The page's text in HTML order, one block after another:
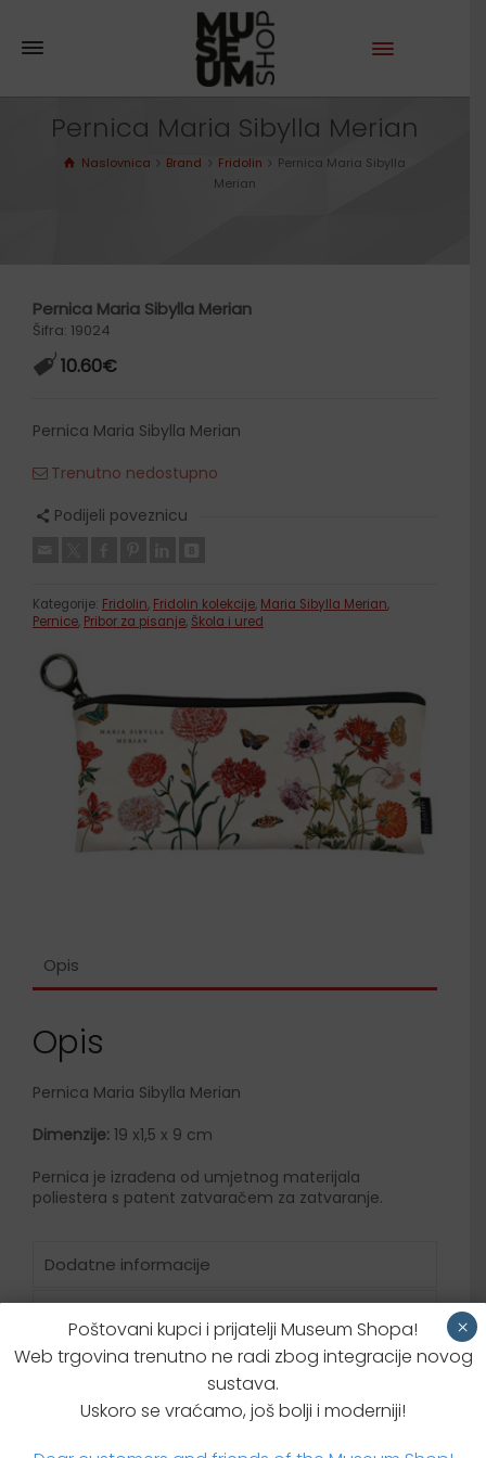
Pernica Maria Sibylla Merian
Naslovnica Brand Fridolin
Pernica Maria Sibylla
Merian
Pernica Maria Sibylla Merian
Šifra: 19024
10.60€
Pernica Maria Sibylla Merian
Trenutno nedostupno
Podijeli poveznicu
Kategorije: Fridolin, Fridolin kolekcije, Maria Sibylla Merian,
Pernice, Pribor za pisanje, Škola i ured
Opis
Opis
Pernica Maria Sibylla Merian
Dimenzije: 19 x1,5 x 9 cm
Pernica je izrađena od umjetnog materijala
poliestera s patent zatvaračem za zatvaranje.
Dodatne informacije
Poštovani kupci i prijatelji Museum Shopa!
Web trgovina trenutno ne radi zbog integracije novog
sustava.
Uskoro se vraćamo, još bolji i moderniji!
×